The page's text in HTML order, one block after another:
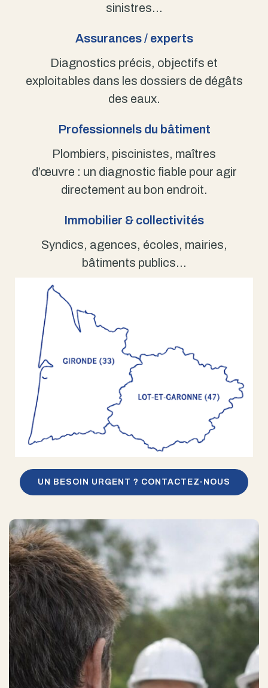
sinistres…
Assurances / experts
Diagnostics précis, objectifs et
exploitables dans les dossiers de dégâts
des eaux.
Professionnels du bâtiment
Plombiers, piscinistes, maîtres
d’œuvre : un diagnostic fiable pour agir
directement au bon endroit.
Immobilier & collectivités
Syndics, agences, écoles, mairies,
bâtiments publics…
UN BESOIN URGENT ? CONTACTEZ-NOUS